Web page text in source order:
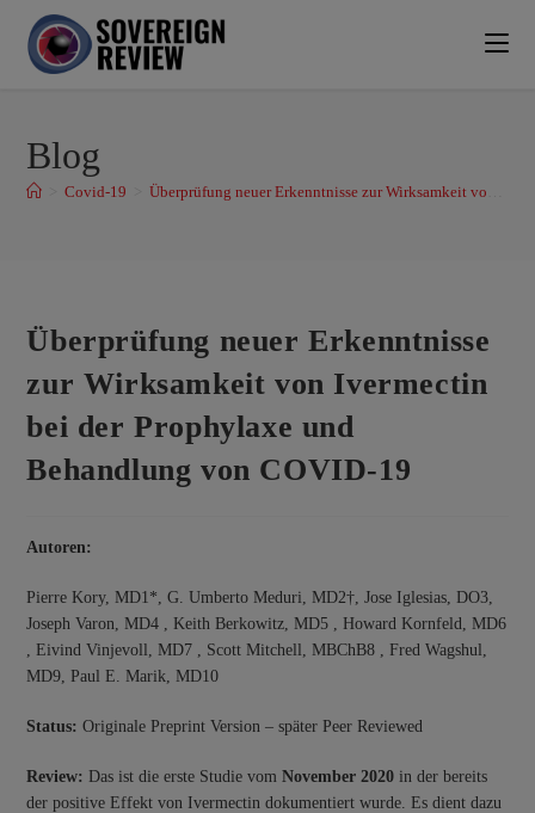
Blog
Covid-19
Überprüfung neuer Erkenntnisse
zur Wirksamkeit von Ivermectin
bei der Prophylaxe und
Behandlung von COVID-19
Autoren:
Pierre Kory, MD1*, G. Umberto Meduri, MD2†, Jose Iglesias, DO3,
Joseph Varon, MD4 , Keith Berkowitz, MD5 , Howard Kornfeld, MD6
, Eivind Vinjevoll, MD7 , Scott Mitchell, MBChB8 , Fred Wagshul,
MD9, Paul E. Marik, MD10
Status:Originale Preprint Version – später Peer Reviewed
Review:Das ist die erste Studie vomNovember 2020 in der bereits
der positive Effekt von Ivermectin dokumentiert wurde. Es dient dazu